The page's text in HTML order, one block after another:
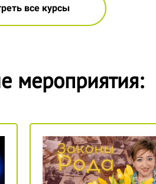
все курсы
мероприятия: